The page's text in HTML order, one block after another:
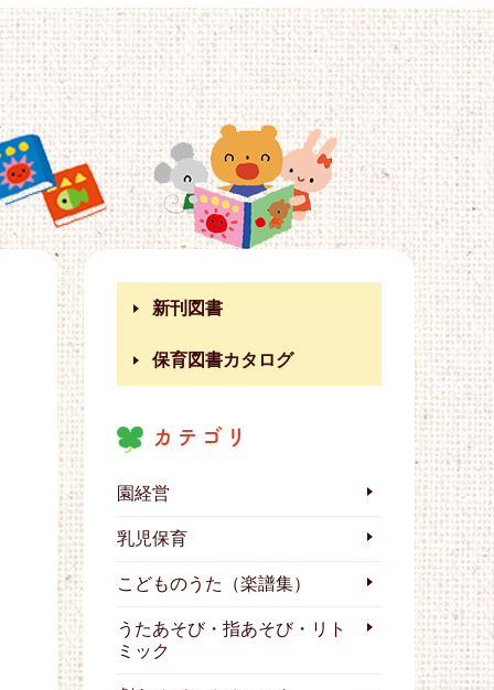
新刊図書
保育図書カタログ
カテゴリ
園経営
乳児保育
こどものうた（楽譜集）
うたあそび・指あそび・リト
ミック